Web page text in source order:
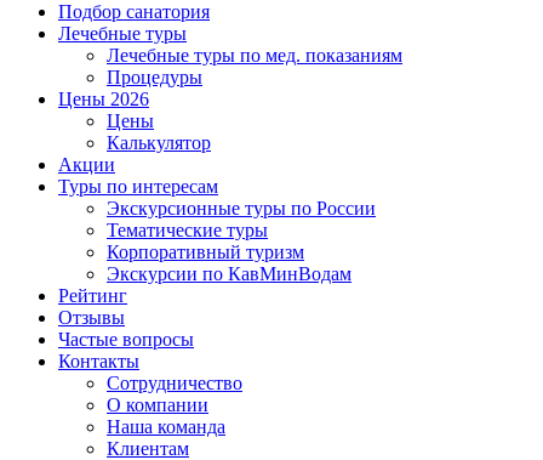
Подбор санатория
Лечебные туры
Лечебные туры по мед. показаниям
Процедуры
Цены 2026
Цены
Калькулятор
Акции
Туры по интересам
Экскурсионные туры по России
Тематические туры
Корпоративный туризм
Экскурсии по КавМинВодам
Рейтинг
Отзывы
Частые вопросы
Контакты
Сотрудничество
О компании
Наша команда
Клиентам